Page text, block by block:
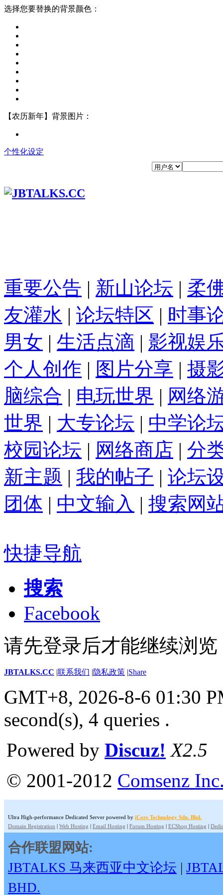
选择您要替换的背景颜色：
【农历新年】背景图片：
个性化设定
重要公告 | 新山论坛 | 柔
友灌水 | 论坛特区 | 时事
男女 | 生活点滴 | 影视娱
个人创作 | 图片分享 | 摄
脑综合 | 电玩世界 | 网络
世界 | 大专论坛 | 中学论
校园论坛 | 网络商店 | 分
新主题 | 我的帖子 | 论坛
团体 | 中文输入 | 搜索网
快捷导航
搜索
Facebook
请先登录后才能继续浏览
JBTALKS.CC |联系我们 |隐私政策 |Share
GMT+8, 2026-8-6 01:30
second(s), 4 queries .
Powered by Discuz! X2.5
© 2001-2012 Comsenz
Ultra High-performance Dedicated Server powered by iCore Technology Sdn. Bhd.
Domain Registration | Web Hosting | Email Hosting | Forum Hosting | ECShop Hosting |
合作联盟网站:
JBTALKS 马来西亚中文论坛 |
BHD.